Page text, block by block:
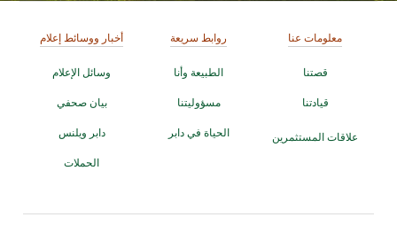
معلومات عنا
قصتنا
قيادتنا
علاقات المستثمرين
روابط سريعة
الطبيعة وأنا
مسؤوليتنا
الحياة في دابر
أخبار ووسائط إعلام
وسائل الإعلام
بيان صحفي
دابر ويلنس
الحملات